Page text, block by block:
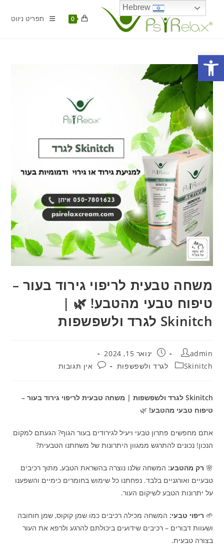
פתח סרגל נגישות
content
0 תפריט ניווט
משחה טבעית לריפוי גירוד בעור –
טיפוח טבעי מהטבע! 🌿 |
Skinitch לגרד ולשפשפות
מחבר:
admin פורסם:
ינואר 15, 2024
קטגוריה:
Skinitch לגרד ולשפשפות תגובות:אין תגובות
Skinitch לגרד ולשפשפות | משחה טבעית לריפוי גירוד בעור –
טיפוח טבעי מהטבע! 🌿
אתם מחפשים פתרון טבעי ויעיל לגירודים בעור הגוף? הגעתם למקום
הנכון! נכונים להתרגש ממגוון היתרונות של משחתנו הטבעית?
🌸 רק מהטבע: המשחה שלנו נוצרה בהשראת הטבע, מתוך רכיבים
טבעיים ואורגניים בלבד. נפחתנו כל שימוש בחומרים כימיים והשפענו
על יתרונות הטבע לשיקום העור.
🌱 ריפוי טבעי: המשחה מכילה רכיבים כמו שמן קוקוס, שמן חוחובה
ושעוות דבורים – רכיבים שידועים ביכולתם להרגע ולרפא את העור
בצורה טבעית.
Hebrew